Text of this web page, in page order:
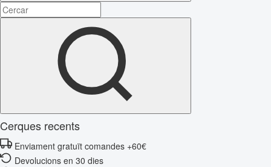
Cerques recents
Enviament gratuït comandes +60€
Devolucions en 30 dies